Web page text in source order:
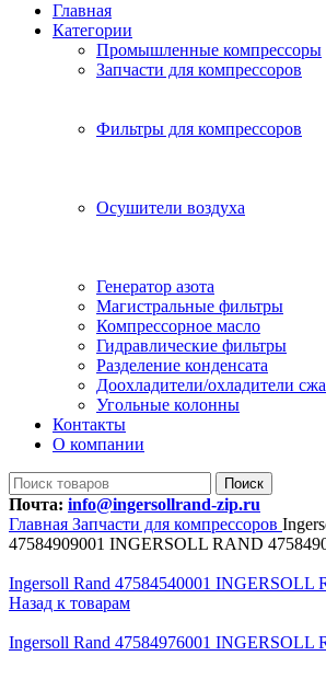
Главная
Категории
Промышленные компрессоры
Запчасти для компрессоров
Фильтры для компрессоров
Осушители воздуха
Генератор азота
Магистральные фильтры
Компрессорное масло
Гидравлические фильтры
Разделение конденсата
Доохладители/охладители
Угольные колонны
Контакты
О компании
Поиск
Почта: info@ingersollrand-zip.ru
Главная Запчасти для компрессоров
47584909001 INGERSOLL RAND
Ingersoll Rand 47584540001 INGERSOLL
Назад к товарам
Ingersoll Rand 47584976001 INGERSOLL